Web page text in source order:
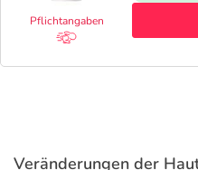
Pflichtangaben
Veränderungen der